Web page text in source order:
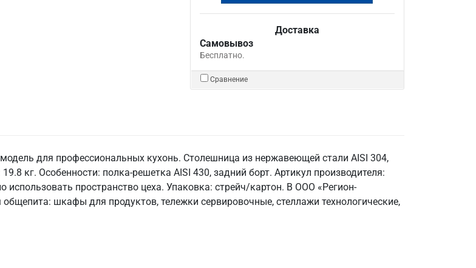
Доставка
Самовывоз
Бесплатно.
Сравнение
для профессиональных кухонь. Столешница из нержавеющей стали AISI 304,
кг. Особенности: полка-решетка AISI 430, задний борт. Артикул производителя:
пространство цеха. Упаковка: стрейч/картон. В ООО «Регион-
шкафы для продуктов, тележки сервировочные, стеллажи технологические,